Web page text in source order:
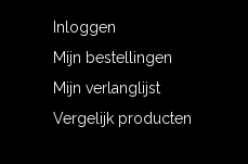
Inloggen
Mijn bestellingen
Mijn verlanglijst
Vergelijk producten